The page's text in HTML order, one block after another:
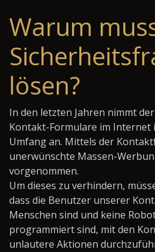
Warum
lösen?
In den letzten Jahren nimmt
Kontakt-Formulare im Internet
Umfang an. Mittels der
unerwünschte Massen-
vorgenommen.
Um dieses zu verhindern,
dass die Benutzer unserer
Menschen sind und keine
programmiert sind, mit den
unlautere Aktionen